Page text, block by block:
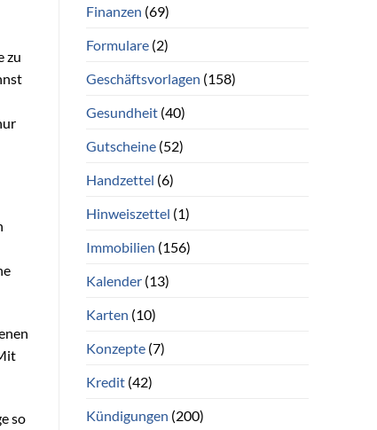
zu
so
Finanzen (69)
Formulare(2)
Geschäftsvorlagen (158)
Gesundheit(40)
Gutscheine(52)
Handzettel (6)
Hinweiszettel (1)
Immobilien (156)
Kalender(13)
Karten (10)
Konzepte(7)
Kredit(42)
Kündigungen (200)